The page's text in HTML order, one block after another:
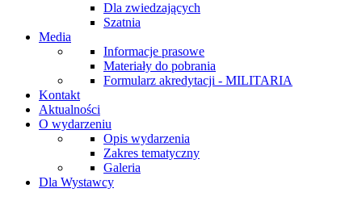
Dla zwiedzających
Szatnia
Media
Informacje prasowe
Materiały do pobrania
Formularz akredytacji - MILITARIA
Kontakt
Aktualności
O wydarzeniu
Opis wydarzenia
Zakres tematyczny
Galeria
Dla Wystawcy